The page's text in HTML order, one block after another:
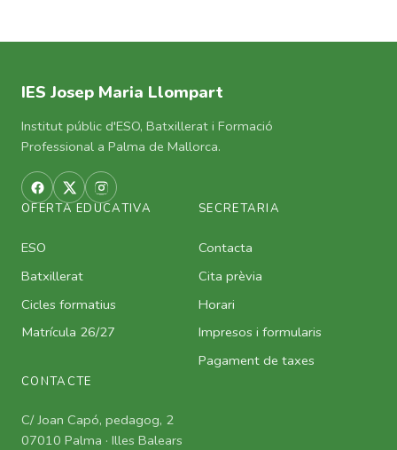
IES Josep Maria Llompart
Institut públic d'ESO, Batxillerat i Formació
Professional a Palma de Mallorca.
OFERTA EDUCATIVA
ESO
Batxillerat
Cicles formatius
Matrícula 26/27
SECRETARIA
Contacta
Cita prèvia
Horari
Impresos i formularis
Pagament de taxes
CONTACTE
C/ Joan Capó, pedagog, 2
07010 Palma · Illes Balears